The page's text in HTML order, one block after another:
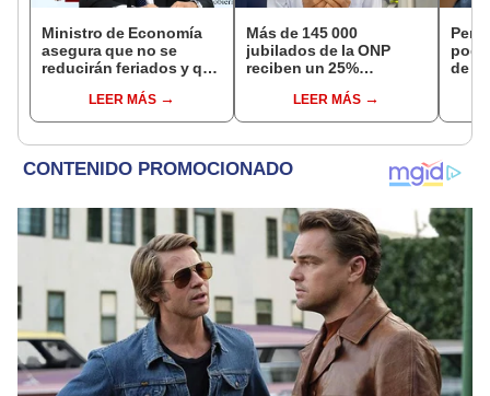
Ministro de Economía
asegura que no se
reducirán feriados y que
aumentará en dos
etapas
LEER MÁS
Más de 145 000
jubilados de la ONP
reciben un 25%
en agostoLEER MÁS
de